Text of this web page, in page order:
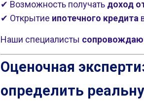
✔ Возможность получать доход
✔ Открытие ипотечного кредита
Наши специалисты
Оценочная
определить